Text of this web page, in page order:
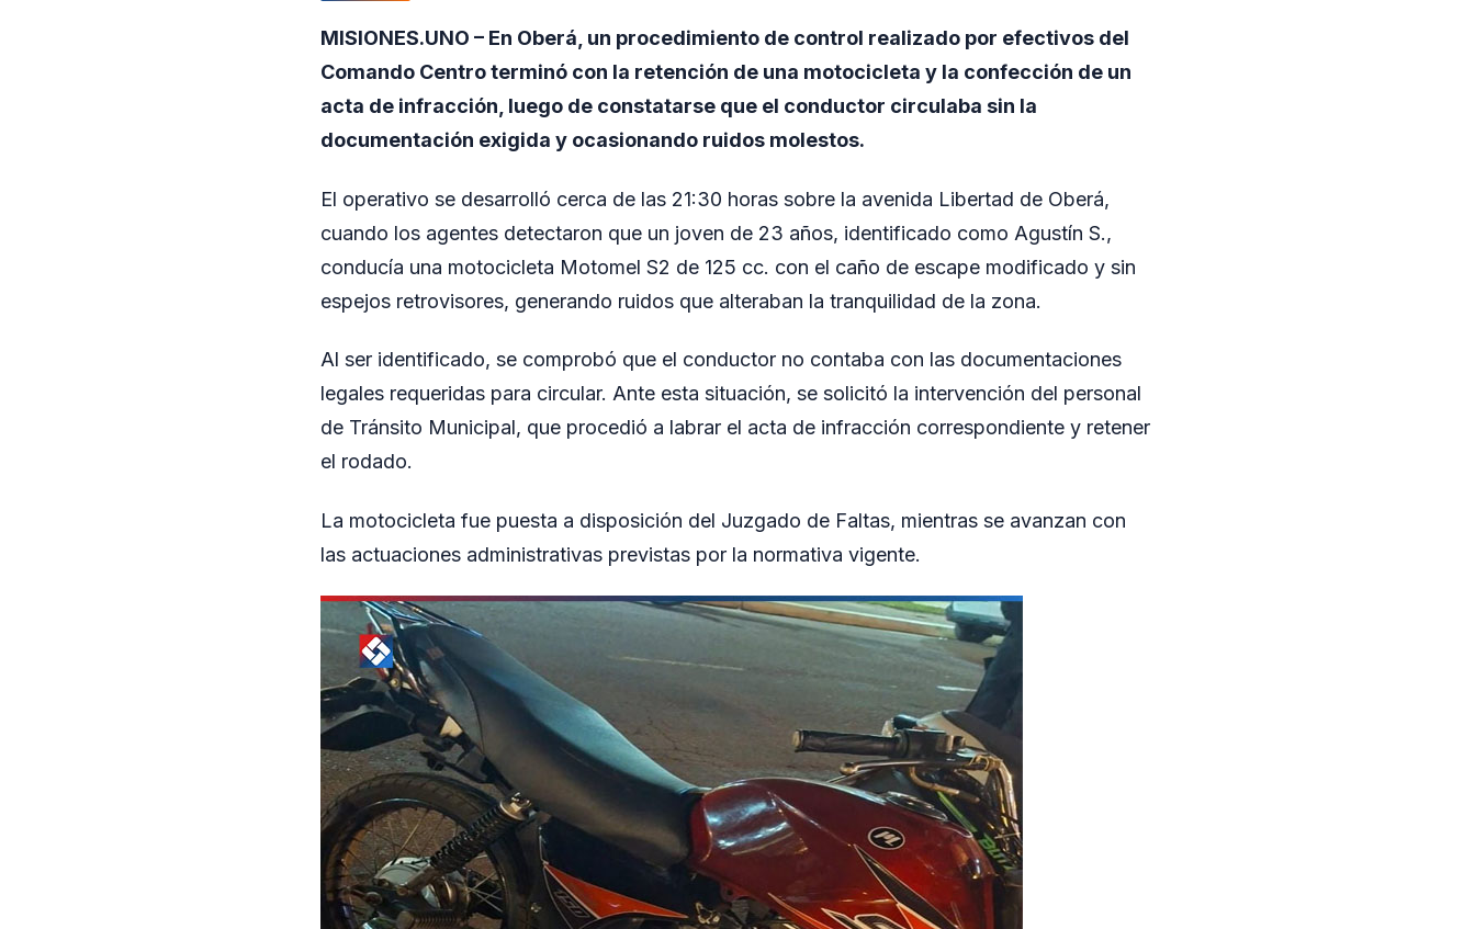
MISIONES.UNO – En Oberá, un procedimiento de control realizado por efectivos del
Comando Centro terminó con la retención de una motocicleta y la confección de un
acta de infracción, luego de constatarse que el conductor circulaba sin la
documentación exigida y ocasionando ruidos molestos.
El operativo se desarrolló cerca de las 21:30 horas sobre la avenida Libertad de Oberá,
cuando los agentes detectaron que un joven de 23 años, identificado como Agustín S.,
conducía una motocicleta Motomel S2 de 125 cc. con el caño de escape modificado y sin
espejos retrovisores, generando ruidos que alteraban la tranquilidad de la zona.
Al ser identificado, se comprobó que el conductor no contaba con las documentaciones
legales requeridas para circular. Ante esta situación, se solicitó la intervención del personal
de Tránsito Municipal, que procedió a labrar el acta de infracción correspondiente y retener
el rodado.
La motocicleta fue puesta a disposición del Juzgado de Faltas, mientras se avanzan con
las actuaciones administrativas previstas por la normativa vigente.